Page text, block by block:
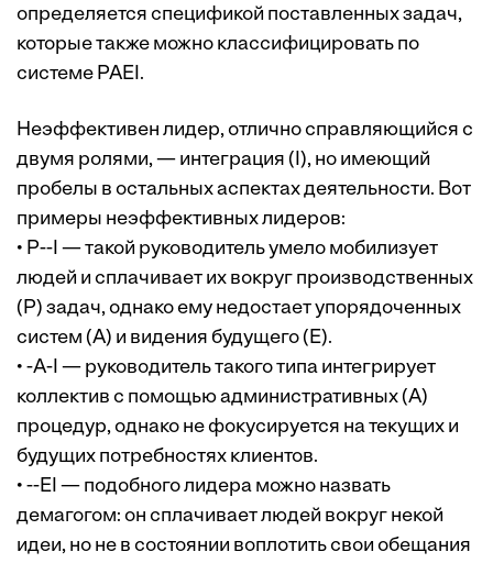
определяется спецификой поставленных задач,
которые также можно классифицировать по
системе PAEI.
Неэффективен лидер, отлично справляющийся с
двумя ролями, — интеграция (I), но имеющий
пробелы в остальных аспектах деятельности. Вот
примеры неэффективных лидеров:
• P--I — такой руководитель умело мобилизует
людей и сплачивает их вокруг производственных
(P) задач, однако ему недостает упорядоченных
систем (A) и видения будущего (E).
• -A-I — руководитель такого типа интегрирует
коллектив с помощью административных (A)
процедур, однако не фокусируется на текущих и
будущих потребностях клиентов.
• --EI — подобного лидера можно назвать
демагогом: он сплачивает людей вокруг некой
идеи, но не в состоянии воплотить свои обещания